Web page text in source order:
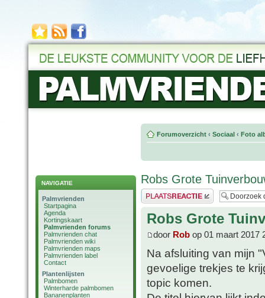
NAVIGATIE
Palmvrienden
Startpagina
Agenda
Kortingskaart
Palmvrienden forums
Palmvrienden chat
Palmvrienden wiki
Palmvrienden maps
Palmvrienden label
Contact
Plantenlijsten
Palmbomen
Winterharde palmbomen
Bananenplanten
Forumoverzicht ‹ Sociaal ‹ Foto
Robs Grote
Plaats een reactie
Robs Grote
door Rob op 01 maart 2017
Na afsluiting van mijn
gevoelige trekjes te
topic komen.